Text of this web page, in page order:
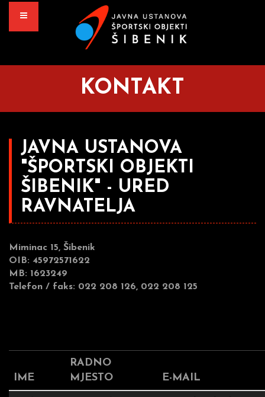
KONTAKT
JAVNA USTANOVA
"ŠPORTSKI OBJEKTI
ŠIBENIK" - URED
RAVNATELJA
Miminac 15, Šibenik
OIB: 45972571622
MB: 1623249
Telefon / faks: 022 208 126, 022 208 125
IME
RADNO
MJESTO
E-MAIL